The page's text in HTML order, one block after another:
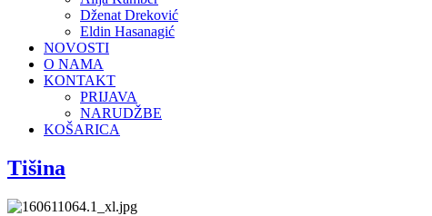
Dženat Dreković
Eldin Hasanagić
NOVOSTI
O NAMA
KONTAKT
PRIJAVA
NARUDŽBE
KOŠARICA
Tišina